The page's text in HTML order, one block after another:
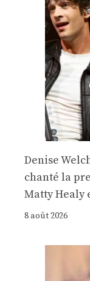
Denise
chanté la
Matty Healy
8 août 2026